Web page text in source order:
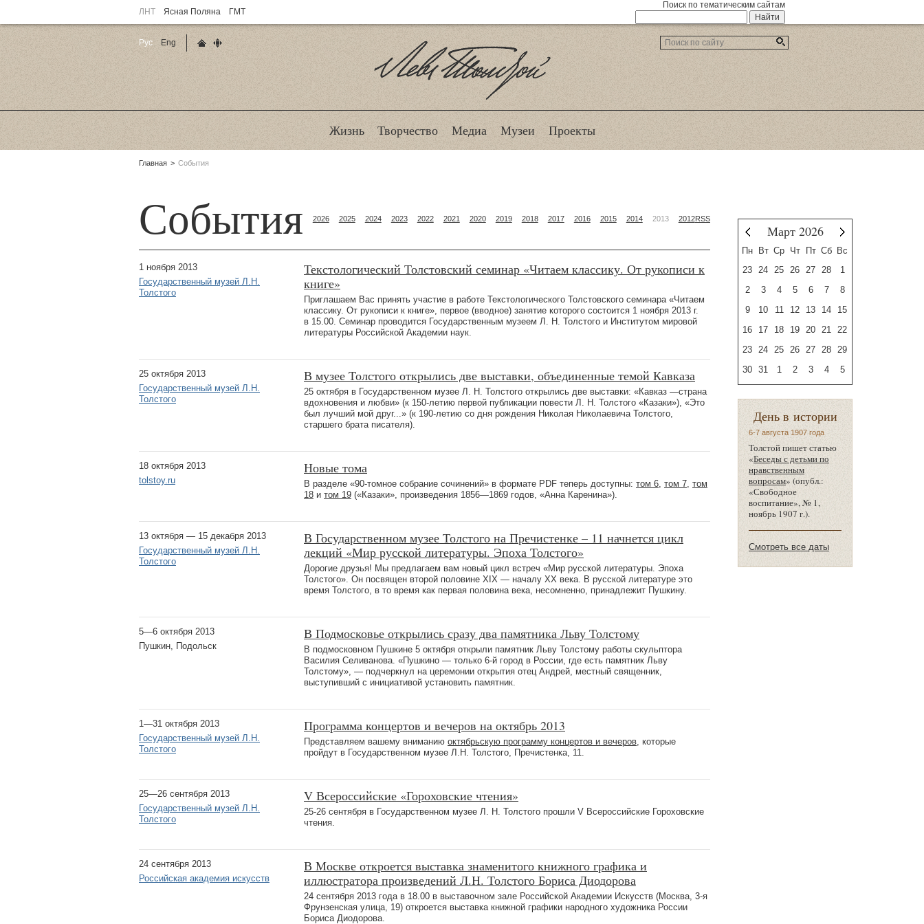
ЛНТ Ясная Поляна ГМТ
Поиск по тематическим сайтам
Лев Толстой
Жизнь Творчество Медиа Музеи Проекты
Родительские
Главная События
События 2026 2025 2024 2023 2022 2021 2020 2019 2018 2017 2016 2015 2014 2013 2012RSS
1 ноября 2013
Государственный музей Л.Н.
Толстого
Текстологический Толстовский семинар «Читаем классику. От рукописи к
книге»
Приглашаем Вас принять участие в работе Текстологического Толстовского семинара «Читаем
классику. От рукописи к книге», первое (вводное) занятие которого состоится 1 ноября 2013 г.
в 15.00. Семинар проводится Государственным музеем Л. Н. Толстого и Институтом мировой
литературы Российской Академии наук.
25 октября 2013
Государственный музей Л.Н.
Толстого
В музее Толстого открылись две выставки, объединенные темой Кавказа
25 октября в Государственном музее Л. Н. Толстого открылись две выставки: «Кавказ —страна
вдохновения и любви» (к 150-летию первой публикации повести Л. Н. Толстого «Казаки»), «Это
был лучший мой друг...» (к 190-летию со дня рождения Николая Николаевича Толстого,
старшего брата писателя).
18 октября 2013
tolstoy.ru
Новые тома
В разделе «90-томное собрание сочинений» в формате PDF теперь доступны: том 6, том 7, том
18 и том 19 («Казаки», произведения 1856—1869 годов, «Анна Каренина»).
13 октября — 15 декабря 2013
Государственный музей Л.Н.
Толстого
В Государственном музее Толстого на Пречистенке – 11 начнется цикл
лекций «Мир русской литературы. Эпоха Толстого»
Дорогие друзья! Мы предлагаем вам новый цикл встреч «Мир русской литературы. Эпоха
Толстого». Он посвящен второй половине XIX — началу XX века. В русской литературе это
время Толстого, в то время как первая половина века, несомненно, принадлежит Пушкину.
5—6 октября 2013
Пушкин, Подольск
В Подмосковье открылись сразу два памятника Льву Толстому
В подмосковном Пушкине 5 октября открыли памятник Льву Толстому работы скульптора
Василия Селиванова. «Пушкино — только 6-й город в России, где есть памятник Льву
Толстому», — подчеркнул на церемонии открытия отец Андрей, местный священник,
выступивший с инициативой установить памятник.
1—31 октября 2013
Государственный музей Л.Н.
Толстого
Программа концертов и вечеров на октябрь 2013
Представляем вашему вниманию октябрьскую программу концертов и вечеров, которые
пройдут в Государственном музее Л.Н. Толстого, Пречистенка, 11.
25—26 сентября 2013
Государственный музей Л.Н.
Толстого
V Всероссийские «Гороховские чтения»
25-26 сентября в Государственном музее Л. Н. Толстого прошли V Всероссийские Гороховские
чтения.
24 сентября 2013
Российская академия искусств
В Москве откроется выставка знаменитого книжного графика и
иллюстратора произведений Л.Н. Толстого Бориса Диодорова
24 сентября 2013 года в 18.00 в выставочном зале Российской Академии Искусств (Москва, 3-я
Фрунзенская улица, 19) откроется выставка книжной графики народного художника России
Бориса Диодорова.
Март 2026
Пн Вт Ср Чт Пт Сб Вс
23
24 25 26 27 28
1
2
3 4 5 6 7
8
9
10 11 12 13 14
15
16
17 18 19 20 21
22
23
24 25 26 27 28
29
30
31 1 2 3 4 5
День в истории
6-7 августа 1907 года
Толстой пишет статью
«Беседы с детьми по
нравственным
вопросам» (опубл.:
«Свободное
воспитание», № 1,
ноябрь 1907 г.).
Смотреть все даты
Рус
Eng